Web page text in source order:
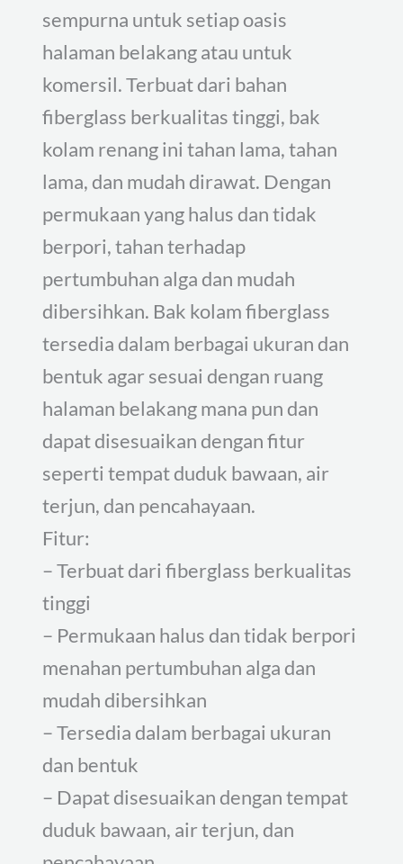
sempurna untuk setiap oasis
halaman belakang atau untuk
komersil. Terbuat dari bahan
fiberglass berkualitas tinggi, bak
kolam renang ini tahan lama, tahan
lama, dan mudah dirawat. Dengan
permukaan yang halus dan tidak
berpori, tahan terhadap
pertumbuhan alga dan mudah
dibersihkan. Bak kolam fiberglass
tersedia dalam berbagai ukuran dan
bentuk agar sesuai dengan ruang
halaman belakang mana pun dan
dapat disesuaikan dengan fitur
seperti tempat duduk bawaan, air
terjun, dan pencahayaan.
Fitur:
– Terbuat dari fiberglass berkualitas
tinggi
– Permukaan halus dan tidak berpori
menahan pertumbuhan alga dan
mudah dibersihkan
– Tersedia dalam berbagai ukuran
dan bentuk
– Dapat disesuaikan dengan tempat
duduk bawaan, air terjun, dan